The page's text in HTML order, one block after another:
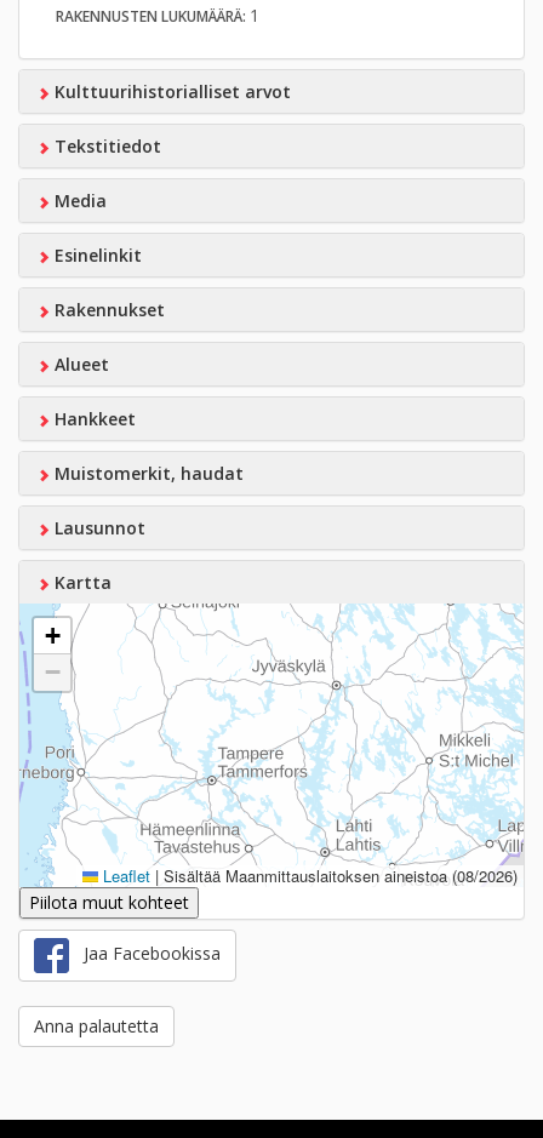
RAKENNUSTEN LUKUMÄÄRÄ: 1
Kulttuurihistorialliset arvot
Tekstitiedot
Media
Esinelinkit
Rakennukset
Alueet
Hankkeet
Muistomerkit, haudat
Lausunnot
Kartta
+
−
Leaflet | Sisältää Maanmittauslaitoksen aineistoa (08/2026)
Piilota muut kohteet
Jaa Facebookissa
Anna palautetta